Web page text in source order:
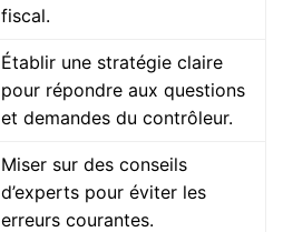
fiscal.
Établir une stratégie claire
pour répondre aux questions
et demandes du contrôleur.
Miser sur des conseils
d’experts pour éviter les
erreurs courantes.